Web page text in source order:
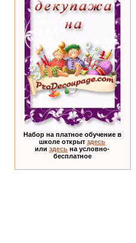
Набор на платное обучение в
школе открыт здесь
или здесь на условно-
бесплатное